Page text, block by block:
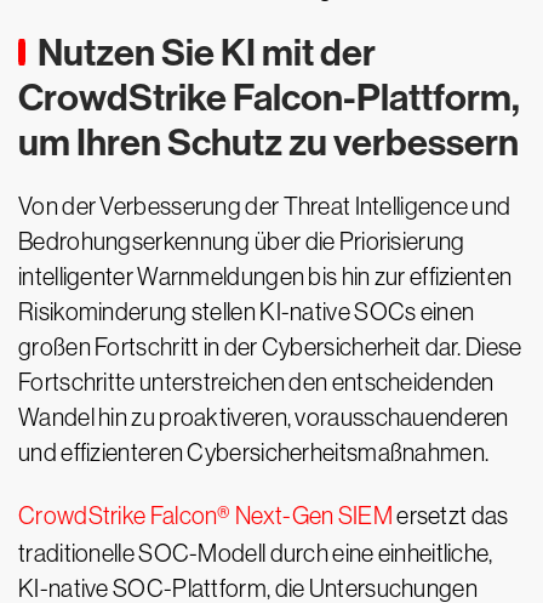
Nutzen Sie KI mit der
CrowdStrike Falcon-Plattform,
um Ihren Schutz zu verbessern
Von der Verbesserung der Threat Intelligence und
Bedrohungserkennung über die Priorisierung
intelligenter Warnmeldungen bis hin zur effizienten
Risikominderung stellen KI-native SOCs einen
großen Fortschritt in der Cybersicherheit dar. Diese
Fortschritte unterstreichen den entscheidenden
Wandel hin zu proaktiveren, vorausschauenderen
und effizienteren Cybersicherheitsmaßnahmen.
CrowdStrike Falcon® Next-Gen SIEM ersetzt das
traditionelle SOC-Modell durch eine einheitliche,
KI-native SOC-Plattform, die Untersuchungen